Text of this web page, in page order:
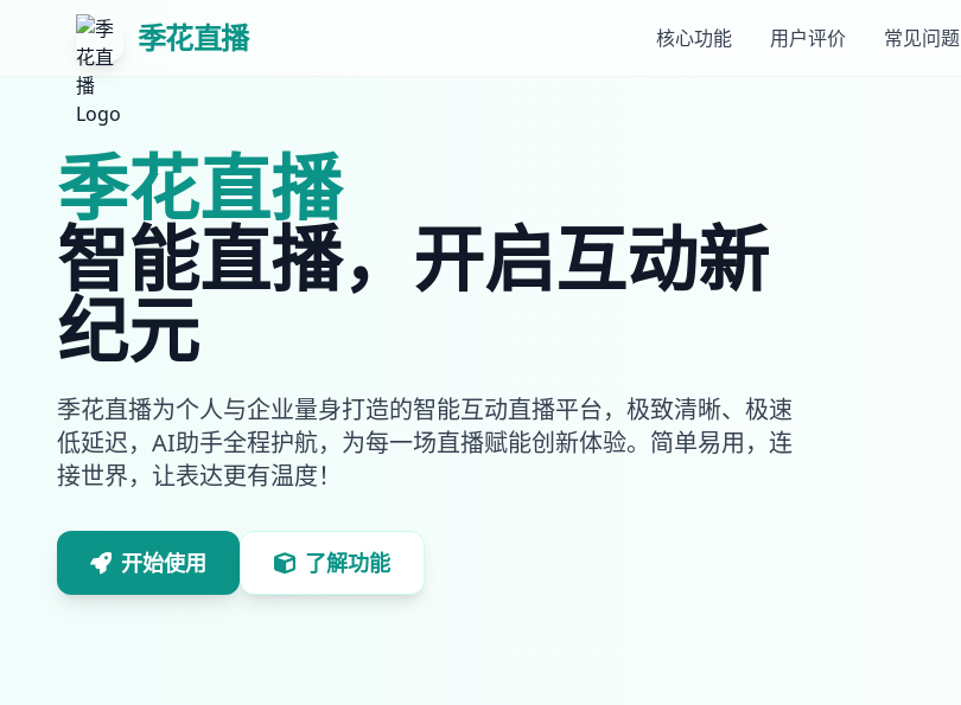
季花直播 核心功能 用户评价 常见问题
季花直播
智能直播，开启互动新
纪元
季花直播为个人与企业量身打造的智能互动直播平台，极致清晰、极速
低延迟，AI助手全程护航，为每一场直播赋能创新体验。简单易用，连
接世界，让表达更有温度！
开始使用 了解功能